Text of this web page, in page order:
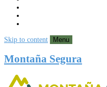
Skip to content Menu
Montaña Segura